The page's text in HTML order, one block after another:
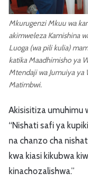
Mkurugenzi Mkuu wa
akimweleza Kamishina
Luoga (wa pili kulia)
katika Maadhimisho ya
Mtendaji wa Jumuiya ya
Matimbwi.
Akisisitiza umuhimu
“Nishati safi ya
na chanzo cha
kwa kiasi kikubwa
kinachozalishwa.”